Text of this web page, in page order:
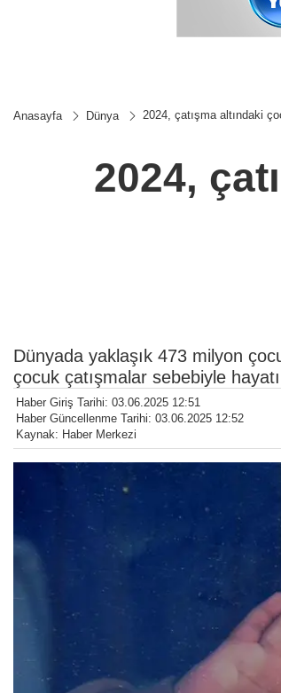
Anasayfa Dünya 2024, çatışma altındaki
2024,
Dünyada yaklaşık 473 milyon
çocuk çatışmalar sebebiyle
Haber Giriş Tarihi: 03.06.2025 12:51
Haber Güncellenme Tarihi: 03.06.2025 12:52
Kaynak: Haber Merkezi